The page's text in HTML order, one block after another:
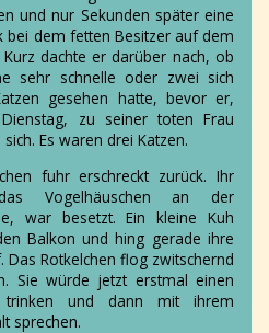
und nur Sekunden später eine
bei dem fetten Besitzer auf dem
dachte er darüber nach, ob
sehr schnelle oder zwei sich
gesehen hatte, bevor er,
zu seiner toten Frau
sich. Es waren drei Katzen.
fuhr erschreckt zurück. Ihr
Vogelhäuschen an der
war besetzt. Ein kleine Kuh
Balkon und hing gerade ihre
Das Rotkelchen flog zwitschernd
Sie würde jetzt erstmal einen
trinken und dann mit ihrem
sprechen.